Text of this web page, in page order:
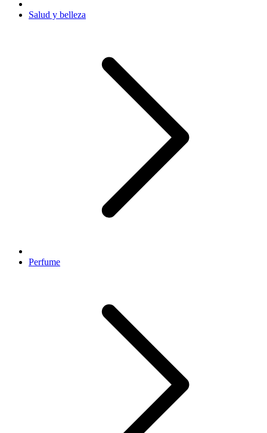
Salud y belleza
Perfume